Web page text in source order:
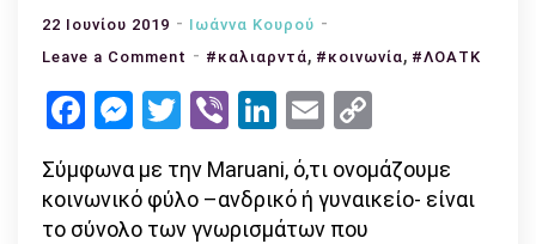
22 Ιουνίου 2019
Ιωάννα Κουρού
Leave a Comment on
το
γλωσσικό
σχήμα
της
#καλιαρντά, #κοινωνία, #ΛΟΑΤΚ
Facebook
Messenger
Twitter
ViberLinkedIn
Email
Link
Σύμφωνα με την Maruani, ό,τι ονομάζουμε
κοινωνικό φύλο –ανδρικό ή γυναικείο- είναι
το σύνολο των γνωρισμάτων που